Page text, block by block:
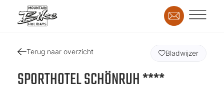
Terug naar overzicht
SPORTHOTEL SCHÖNRUH ****
Bladwijzer